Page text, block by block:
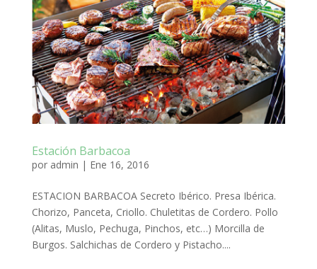
Estación Barbacoa
por admin | Ene 16, 2016
ESTACION BARBACOA Secreto Ibérico. Presa Ibérica.
Chorizo, Panceta, Criollo. Chuletitas de Cordero. Pollo
(Alitas, Muslo, Pechuga, Pinchos, etc…) Morcilla de
Burgos. Salchichas de Cordero y Pistacho....